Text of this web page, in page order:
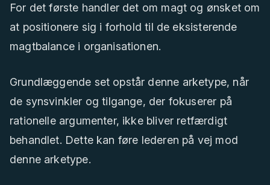
For det første handler det om magt og ønsket om
at positionere sig i forhold til de eksisterende
magtbalance i organisationen.
Grundlæggende set opstår denne arketype, når
de synsvinkler og tilgange, der fokuserer på
rationelle argumenter, ikke bliver retfærdigt
behandlet. Dette kan føre lederen på vej mod
denne arketype.